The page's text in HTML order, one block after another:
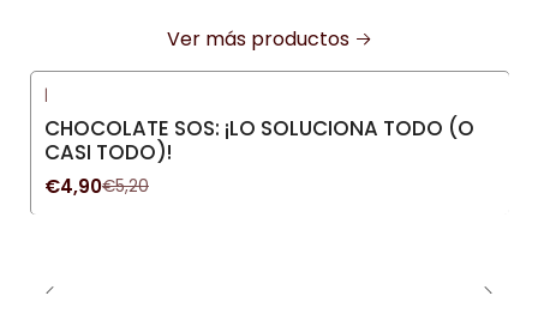
Ver más productos
-6%OFF
|
CHOCOLATE SOS: ¡LO SOLUCIONA TODO (O
CASI TODO)!
€4,90€5,20